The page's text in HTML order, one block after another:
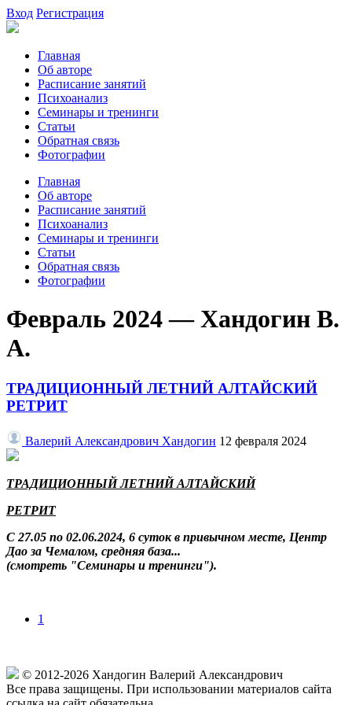
Вход Регистрация
Главная
Об авторе
Расписание занятий
Психоанализ
Семинары и тренинги
Статьи
Обратная связь
Фотографии
Главная
Об авторе
Расписание занятий
Психоанализ
Семинары и тренинги
Статьи
Обратная связь
Фотографии
Февраль 2024 — Хандогин В.
А.
ТРАДИЦИОННЫЙ ЛЕТНИЙ АЛТАЙСКИЙ
РЕТРИТ
Валерий Александрович Хандогин 12 февраля 2024
ТРАДИЦИОННЫЙ ЛЕТНИЙ АЛТАЙСКИЙ
РЕТРИТ
С 27.05 по 02.06.2024, 6 суток в привычном месте, Центр
Дао за Чемалом, средняя база...
(смотреть "Семинары и тренинги").
1
© 2012-2026 Хандогин Валерий Александрович
Все права защищены. При использовании материалов cайта